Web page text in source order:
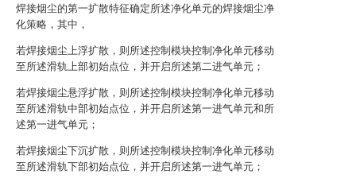
焊接烟尘的第一扩散特征确定所述净化单元的焊接烟尘净
化策略，其中，
若焊接烟尘上浮扩散，则所述控制模块控制净化单元移动
至所述滑轨上部初始点位，并开启所述第二进气单元；
若焊接烟尘悬浮扩散，则所述控制模块控制净化单元移动
至所述滑轨中部初始点位，并开启所述第一进气单元和所
述第一进气单元；
若焊接烟尘下沉扩散，则所述控制模块控制净化单元移动
至所述滑轨下部初始点位，并开启所述第一进气单元；